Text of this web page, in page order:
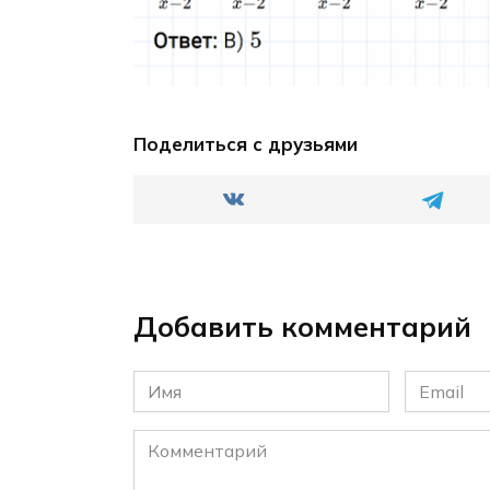
Поделиться с друзьями
Добавить комментарий
Имя
*
Email
*
Комментарий